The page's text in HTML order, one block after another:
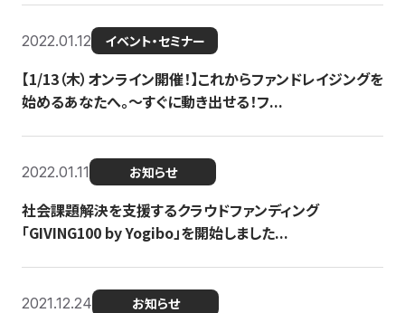
2022.01.12 イベント・セミナー
【1/13（木）オンライン開催！】これからファンドレイジングを
始めるあなたへ。〜すぐに動き出せる！フ...
2022.01.11 お知らせ
社会課題解決を支援するクラウドファンディング
「GIVING100 by Yogibo」を開始しました...
2021.12.24 お知らせ